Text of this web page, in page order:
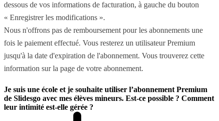
dessous de vos informations de facturation, à gauche du bouton
« Enregistrer les modifications ».
Nous n'offrons pas de remboursement pour les abonnements une
fois le paiement effectué. Vous resterez un utilisateur Premium
jusqu'à la date d'expiration de l'abonnement. Vous trouverez cette
information sur la page de votre abonnement.
Je suis une école et je souhaite utiliser l’abonnement Premium
de Slidesgo avec mes élèves mineurs. Est-ce possible ? Comment
leur intimité est-elle gérée ?